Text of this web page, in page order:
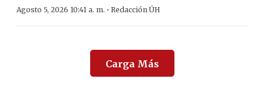
Agosto 5, 2026 10:41 a. m. · Redacción ÚH
Carga Más